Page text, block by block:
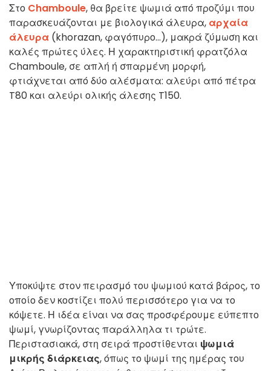
Στο Chamboule, θα βρείτε ψωμιά από προζύμι που
παρασκευάζονται με βιολογικά άλευρα, αρχαία
άλευρα (khorazan, φαγόπυρο...), μακρά ζύμωση και
καλές πρώτες ύλες. Η χαρακτηριστική φρατζόλα
Chamboule, σε απλή ή σπαρμένη μορφή,
φτιάχνεται από δύο αλέσματα: αλεύρι από πέτρα
T80 και αλεύρι ολικής άλεσης T150.
Υποκύψτε στον πειρασμό του ψωμιού κατά βάρος, το
οποίο δεν κοστίζει πολύ περισσότερο για να το
κόψετε. Η ιδέα είναι να σας προσφέρουμε εύπεπτο
ψωμί, γνωρίζοντας παράλληλα τι τρώτε.
Περιστασιακά, στη σειρά προστίθενται ψωμιά
μικρής διάρκειας, όπως το ψωμί της ημέρας του